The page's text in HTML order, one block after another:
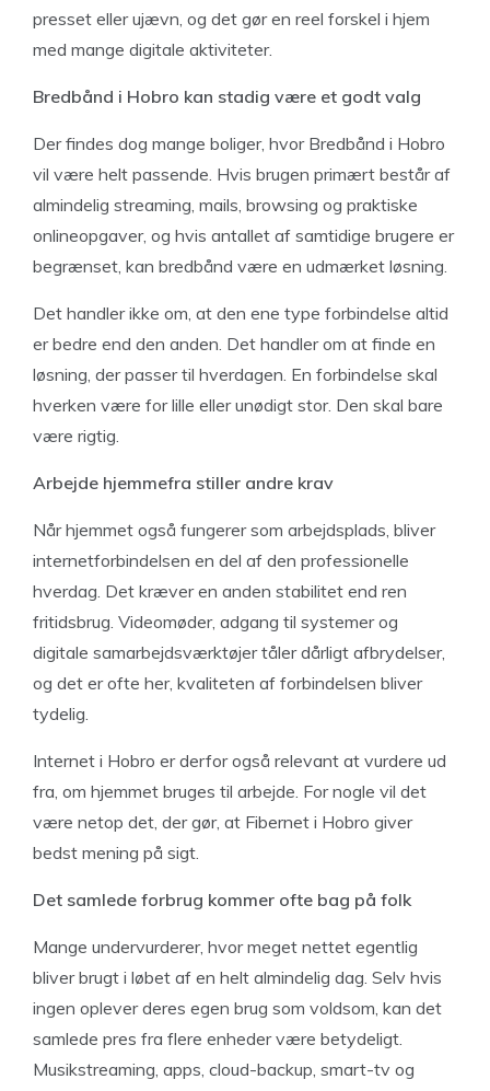
presset eller ujævn, og det gør en reel forskel i hjem
med mange digitale aktiviteter.
Bredbånd i Hobro kan stadig være et godt valg
Der findes dog mange boliger, hvor Bredbånd i Hobro
vil være helt passende. Hvis brugen primært består af
almindelig streaming, mails, browsing og praktiske
onlineopgaver, og hvis antallet af samtidige brugere er
begrænset, kan bredbånd være en udmærket løsning.
Det handler ikke om, at den ene type forbindelse altid
er bedre end den anden. Det handler om at finde en
løsning, der passer til hverdagen. En forbindelse skal
hverken være for lille eller unødigt stor. Den skal bare
være rigtig.
Arbejde hjemmefra stiller andre krav
Når hjemmet også fungerer som arbejdsplads, bliver
internetforbindelsen en del af den professionelle
hverdag. Det kræver en anden stabilitet end ren
fritidsbrug. Videomøder, adgang til systemer og
digitale samarbejdsværktøjer tåler dårligt afbrydelser,
og det er ofte her, kvaliteten af forbindelsen bliver
tydelig.
Internet i Hobro er derfor også relevant at vurdere ud
fra, om hjemmet bruges til arbejde. For nogle vil det
være netop det, der gør, at Fibernet i Hobro giver
bedst mening på sigt.
Det samlede forbrug kommer ofte bag på folk
Mange undervurderer, hvor meget nettet egentlig
bliver brugt i løbet af en helt almindelig dag. Selv hvis
ingen oplever deres egen brug som voldsom, kan det
samlede pres fra flere enheder være betydeligt.
Musikstreaming, apps, cloud-backup, smart-tv og